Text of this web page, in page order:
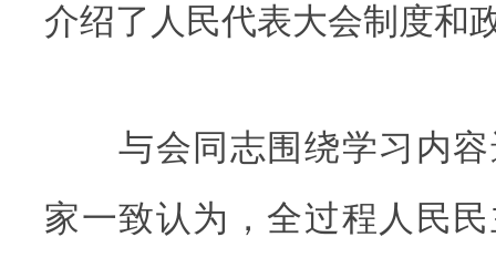
介绍了人民代表大会制度和
与会同志围绕学习内容
家一致认为，全过程人民